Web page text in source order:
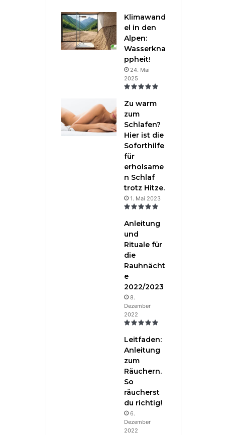
Klimawand
el in den
Alpen:
Wasserkna
ppheit!
24. Mai
2025
Zu warm
zum
Schlafen?
Hier ist die
Soforthilfe
für
erholsame
n Schlaf
trotz Hitze.
1. Mai 2023
Anleitung
und
Rituale für
die
Rauhnächt
e
2022/2023
8.
Dezember
2022
Leitfaden:
Anleitung
zum
Räuchern.
So
räucherst
du richtig!
6.
Dezember
2022